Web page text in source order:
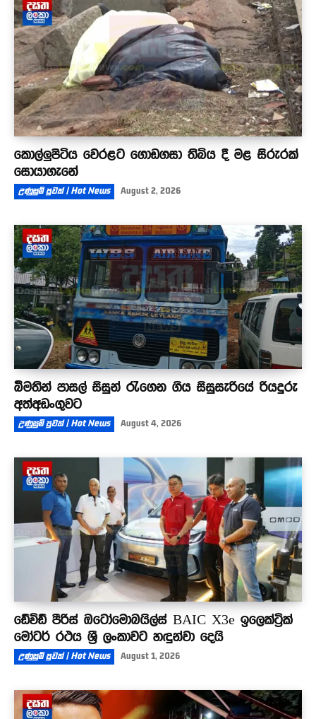
කොල්ලුපිටිය වෙරළට ගොඩගසා තිබිය දී මළ සිරුරක්
සොයාගැනේ
උණුසුම් පුවත් | Hot News August 2, 2026
බීමතින් පාසල් සිසුන් රැගෙන ගිය සිසුසැරියේ රියදුරු
අත්අඩංගුවට
උණුසුම් පුවත් | Hot News August 4, 2026
ඩේවිඩ් පීරිස් ඔටෝමොබයිල්ස් BAIC X3e ඉලෙක්ට්‍රික්
මෝටර් රථය ශ්‍රී ලංකාවට හඳුන්වා දෙයි
උණුසුම් පුවත් | Hot News August 1, 2026